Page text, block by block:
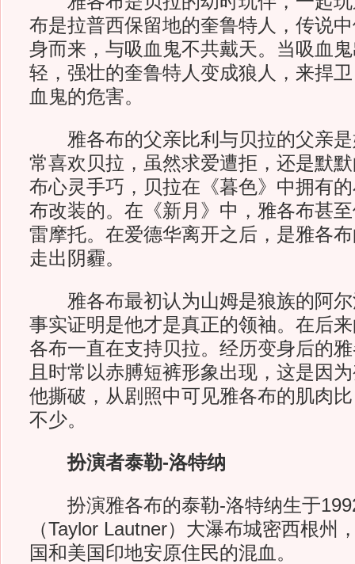
布是拉普西保留地的奎鲁特人，传说
身而来，与吸血鬼不共戴天。当吸血
轻，强壮的奎鲁特人变成狼人，来捍
血鬼的危害。
雅各布的父亲比利与贝拉的父亲是
常喜欢贝拉，虽然求爱遭拒，还是默
布心灵手巧，贝拉在《暮色》中拥有
布改装的。在《新月》中，雅各布甚
雷摩托。在爱德华离开之后，是雅各
走出阴霾。
雅各布最初认为山姆是狼族的阿尔
事实证明是他才是真正的领袖。在后
各布一直在支持贝拉。经历变身后的
且时常以赤膊短裤形象出现，这是因
他撕破，从剧照中可见雅各布的肌肉
不少。
扮演者泰勒-洛特纳
扮演雅各布的泰勒-洛特纳生于
（Taylor Lautner）大瀑布城密西根州
国和美国印地安原住民的混血。